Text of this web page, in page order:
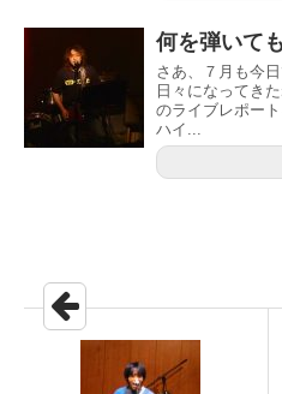
何を弾いて
さあ、７月も今
日々になってき
のライブレポー
ハイ...